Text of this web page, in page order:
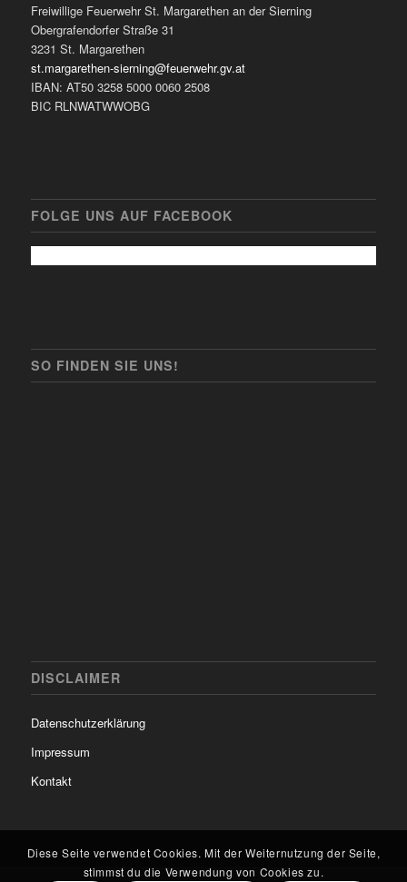
Freiwillige Feuerwehr St. Margarethen an der Sierning
Obergrafendorfer Straße 31
3231 St. Margarethen
st.margarethen-sierning@feuerwehr.gv.at
IBAN: AT50 3258 5000 0060 2508
BIC RLNWATWWOBG
FOLGE UNS AUF FACEBOOK
SO FINDEN SIE UNS!
DISCLAIMER
Datenschutzerklärung
Impressum
Kontakt
Diese Seite verwendet Cookies. Mit der Weiternutzung der Seite,
stimmst du die Verwendung von Cookies zu.